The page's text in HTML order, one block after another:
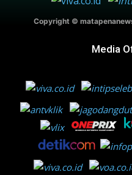
Copyright ©
Media